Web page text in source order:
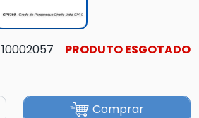
10002057 PRODUTO ESGOTADO
Comprar